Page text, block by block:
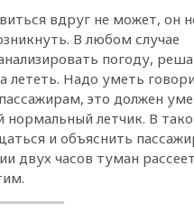
вдруг не может, он
В любом случае
погоду,
лететь. Надо уметь
это должен
нормальный летчик. В
и объяснить
двух часов туман